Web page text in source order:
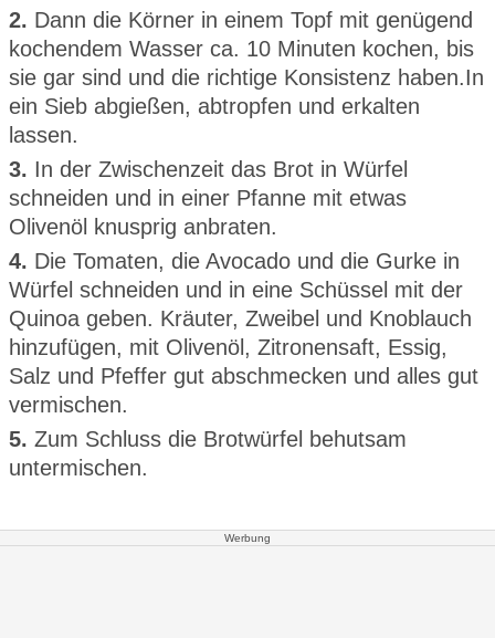
2. Dann die Körner in einem Topf mit genügend
kochendem Wasser ca. 10 Minuten kochen, bis
sie gar sind und die richtige Konsistenz haben.In
ein Sieb abgießen, abtropfen und erkalten
lassen.
3. In der Zwischenzeit das Brot in Würfel
schneiden und in einer Pfanne mit etwas
Olivenöl knusprig anbraten.
4. Die Tomaten, die Avocado und die Gurke in
Würfel schneiden und in eine Schüssel mit der
Quinoa geben. Kräuter, Zweibel und Knoblauch
hinzufügen, mit Olivenöl, Zitronensaft, Essig,
Salz und Pfeffer gut abschmecken und alles gut
vermischen.
5. Zum Schluss die Brotwürfel behutsam
untermischen.
Werbung